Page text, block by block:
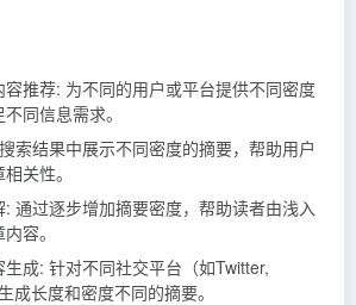
推荐: 为不同的用户或平台提供不同密度
同信息需求。
索结果中展示不同密度的摘要，帮助用户
关性。
通过逐步增加摘要密度，帮助读者由浅入
容。
成: 针对不同社交平台（如Twitter,
成长度和密度不同的摘要。